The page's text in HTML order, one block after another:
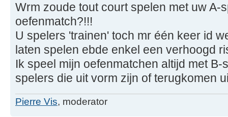
Wrm zoude tout court spelen met uw A-
oefenmatch?!!!
U spelers 'trainen' toch mr één keer id
laten spelen ebde enkel een verhoogd
Ik speel mijn oefenmatchen altijd met
spelers die uit vorm zijn of terugkomen
Pierre Vis, moderator